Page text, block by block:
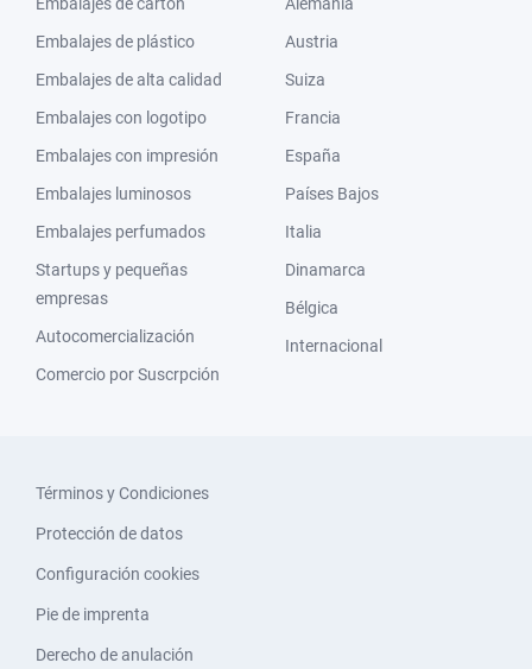
Embalajes de plástico
Embalajes de alta calidad
Embalajes con logotipo
Embalajes con impresión
Embalajes luminosos
Embalajes perfumados
Startups y pequeñas
empresas
Autocomercialización
Comercio por Suscrpción
Austria
Suiza
Francia
España
Países Bajos
Italia
Dinamarca
Bélgica
Internacional
Términos y Condiciones
Protección de datos
Configuración cookies
Pie de imprenta
Derecho de anulación